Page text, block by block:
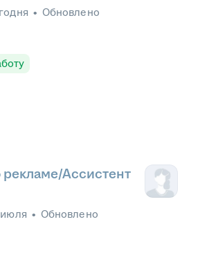
• Обновлено
Ассистент
июля • Обновлено